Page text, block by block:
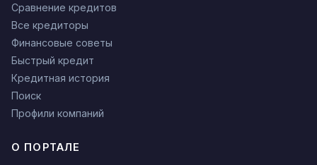
Сравнение кредитов
Все кредиторы
Финансовые советы
Быстрый кредит
Кредитная история
Поиск
Профили компаний
О ПОРТАЛЕ